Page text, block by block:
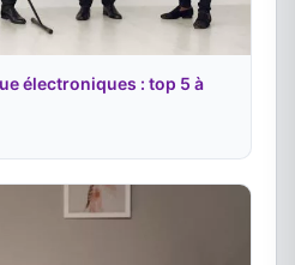
électroniques : top 5 à